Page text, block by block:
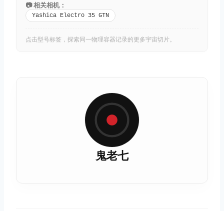
📷 相关相机：
Yashica Electro 35 GTN
点击型号标签，探索同一物理容器记录的更多宇宙切片。
鬼老七